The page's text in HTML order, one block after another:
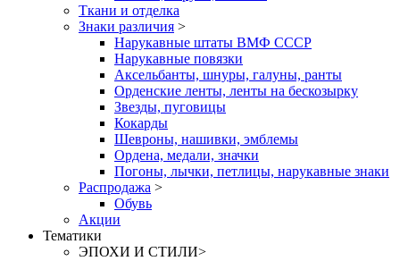
Ткани и отделка
Знаки различия >
Нарукавные штаты ВМФ СССР
Нарукавные повязки
Аксельбанты, шнуры, галуны, ранты
Орденские ленты, ленты на бескозырку
Звезды, пуговицы
Кокарды
Шевроны, нашивки, эмблемы
Ордена, медали, значки
Погоны, лычки, петлицы, нарукавные знаки
Распродажа >
Обувь
Акции
Тематики
ЭПОХИ И СТИЛИ>